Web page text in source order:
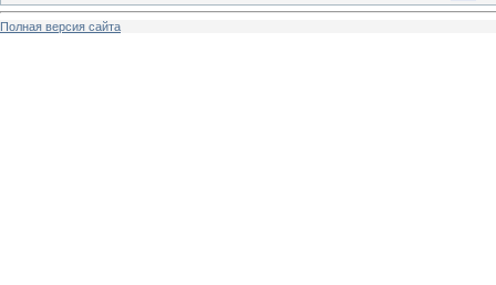
Полная версия сайта